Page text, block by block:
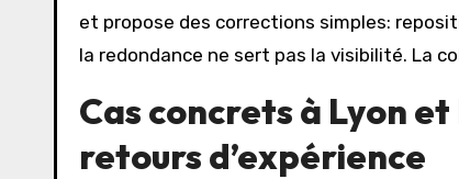
et propose des corrections simples:
la redondance ne sert pas la visibilité. La
Cas concrets à Lyon
retours d’expérience